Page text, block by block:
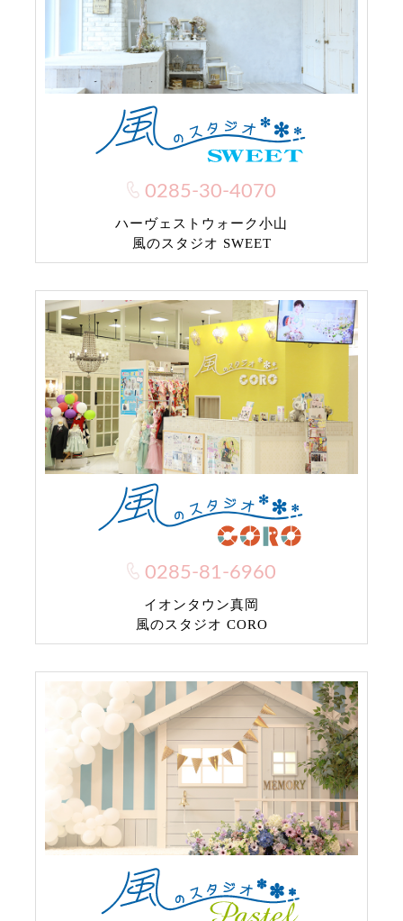
0285-30-4070
ハーヴェストウォーク小山
風のスタジオ SWEET
0285-81-6960
イオンタウン真岡
風のスタジオ CORO